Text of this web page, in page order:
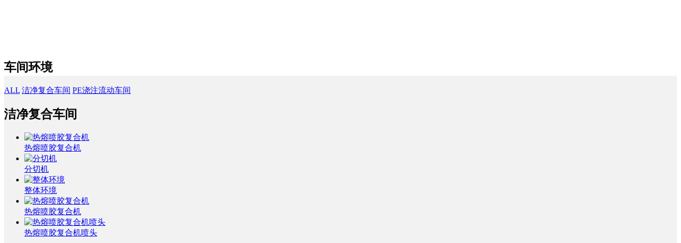
车间环境
ALL 洁净复合车间 PE浇注流动车间
洁净复合车间
热熔喷胶复合机
分切机
整体环境
热熔喷胶复合机
热熔喷胶复合机喷头